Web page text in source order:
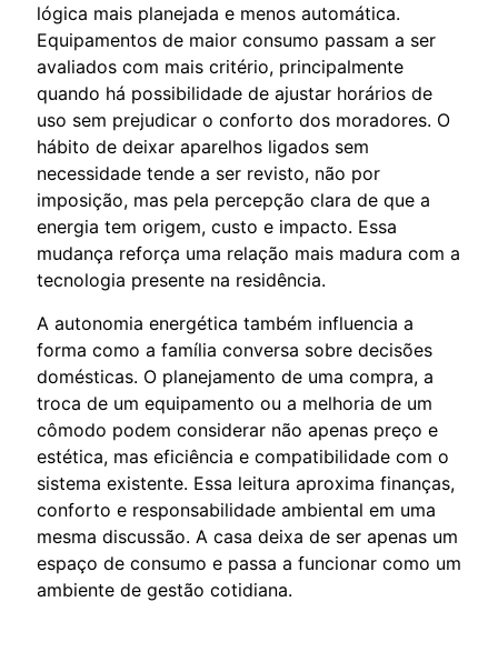
lógica mais planejada e menos automática.
Equipamentos de maior consumo passam a ser
avaliados com mais critério, principalmente
quando há possibilidade de ajustar horários de
uso sem prejudicar o conforto dos moradores. O
hábito de deixar aparelhos ligados sem
necessidade tende a ser revisto, não por
imposição, mas pela percepção clara de que a
energia tem origem, custo e impacto. Essa
mudança reforça uma relação mais madura com a
tecnologia presente na residência.
A autonomia energética também influencia a
forma como a família conversa sobre decisões
domésticas. O planejamento de uma compra, a
troca de um equipamento ou a melhoria de um
cômodo podem considerar não apenas preço e
estética, mas eficiência e compatibilidade com o
sistema existente. Essa leitura aproxima finanças,
conforto e responsabilidade ambiental em uma
mesma discussão. A casa deixa de ser apenas um
espaço de consumo e passa a funcionar como um
ambiente de gestão cotidiana.